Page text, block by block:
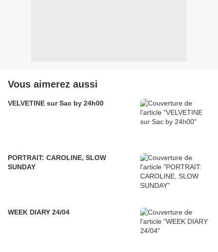
Vous aimerez aussi
VELVETINE sur Sac by 24h00
PORTRAIT: CAROLINE, SLOW
SUNDAY
WEEK DIARY 24/04